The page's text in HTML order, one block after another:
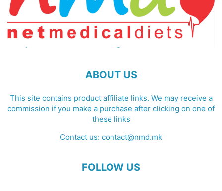
ABOUT US
This site contains product affiliate links. We may receive a
commission if you make a purchase after clicking on one of
these links
Contact us: contact@nmd.mk
FOLLOW US